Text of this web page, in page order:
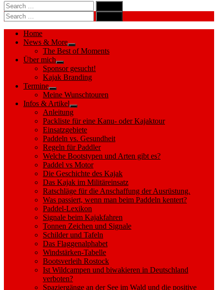
Search
for:
Search
Search
for:
Search
Home
News & More
Show
sub
The Best of Moments
Über mich
Show
sub
menu
Sponsor gesucht!
Kajak Branding
Termine
Show
sub
menu
Meine Wunschtouren
Infos & Artikel
Show
sub
menu
Anleitung
Packliste für eine Kanu- oder Kajaktour
Einsatzgebiete
Paddeln vs. Gesundheit
Regeln für Paddler
Welche Bootstypen und Arten gibt es?
Paddel vs Motor
Die Geschichte des Kajak
Das Kajak im Militäreinsatz
Ratschläge für die Anschaffung der Ausrüstung.
Was passiert, wenn man beim Paddeln kentert?
Paddel-Lexikon
Signale beim Kajakfahren
Tonnen Zeichen und Signale
Schilder und Tafeln
Das Flaggenalphabet
Windstärken-Tabelle
Bootsverleih Rostock
Ist Wildcampen und biwakieren in Deutschland
verboten?
Spaziergänge an der See im Wald und die positive